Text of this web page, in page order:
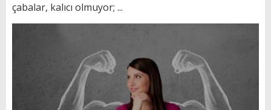
çabalar, kalıcı olmuyor; ...